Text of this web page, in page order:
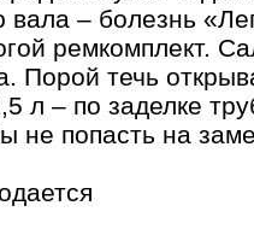
вала – болезнь
ремкомплект.
Порой течь
л – по заделке
не попасть на